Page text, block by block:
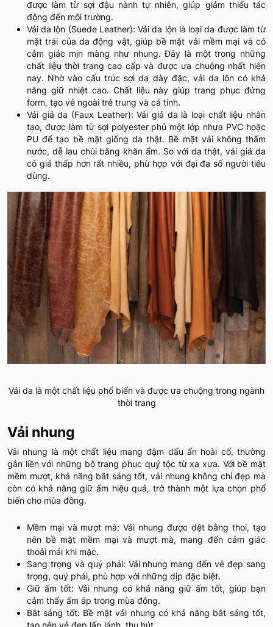
được làm từ sợi đậu nành tự nhiên, giúp giảm thiểu tác
động đến môi trường.
Vải da lộn (Suede Leather): Vải da lộn là loại da được làm từ
mặt trái của da động vật, giúp bề mặt vải mềm mại và có
cảm giác mịn màng như nhung. Đây là một trong những
chất liệu thời trang cao cấp và được ưa chuộng nhất hiện
nay. Nhờ vào cấu trúc sợi da dày đặc, vải da lộn có khả
năng giữ nhiệt cao. Chất liệu này giúp trang phục đứng
form, tạo vẻ ngoài trẻ trung và cá tính.
Vải giả da (Faux Leather): Vải giả da là loại chất liệu nhân
tạo, được làm từ sợi polyester phủ một lớp nhựa PVC hoặc
PU để tạo bề mặt giống da thật. Bề mặt vải không thấm
nước, dễ lau chùi bằng khăn ẩm. So với da thật, vải giả da
có giá thấp hơn rất nhiều, phù hợp với đại đa số người tiêu
dùng.
Vải da là một chất liệu phổ biến và được ưa chuộng trong ngành
thời trang
Vải nhung
Vải nhung là một chất liệu mang đậm dấu ấn hoài cổ, thường
gắn liền với những bộ trang phục quý tộc từ xa xưa. Với bề mặt
mềm mượt, khả năng bắt sáng tốt, vải nhung không chỉ đẹp mà
còn có khả năng giữ ấm hiệu quả, trở thành một lựa chọn phổ
biến cho mùa đông.
Mềm mại và mượt mà: Vải nhung được dệt bằng thoi, tạo
nên bề mặt mềm mại và mượt mà, mang đến cảm giác
thoải mái khi mặc.
Sang trọng và quý phái: Vải nhung mang đến vẻ đẹp sang
trọng, quý phái, phù hợp với những dịp đặc biệt.
Giữ ấm tốt: Vải nhung có khả năng giữ ấm tốt, giúp bạn
cảm thấy ấm áp trong mùa đông.
Bắt sáng tốt: Bề mặt vải nhung có khả năng bắt sáng tốt,